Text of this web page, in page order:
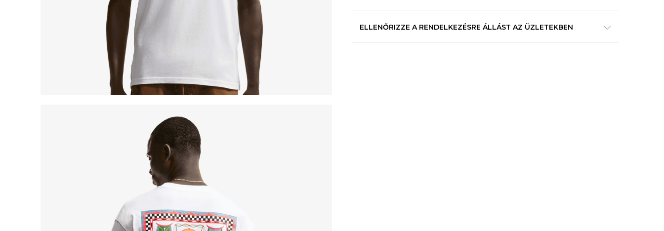
ELLENŐRIZZE A RENDELKEZÉSRE ÁLLÁST AZ ÜZLETEKBEN